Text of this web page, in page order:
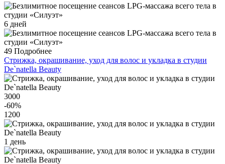
6 дней
49 Подробнее
Стрижка, окрашивание, уход для волос и укладка в студии
De`natella Beauty
3000
-60%
1200
1 день